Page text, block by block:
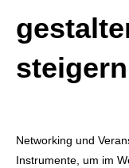
steigern
Networking und
Instrumente, um im